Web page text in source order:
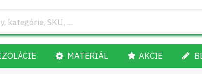
MATERIÁL AKCIE